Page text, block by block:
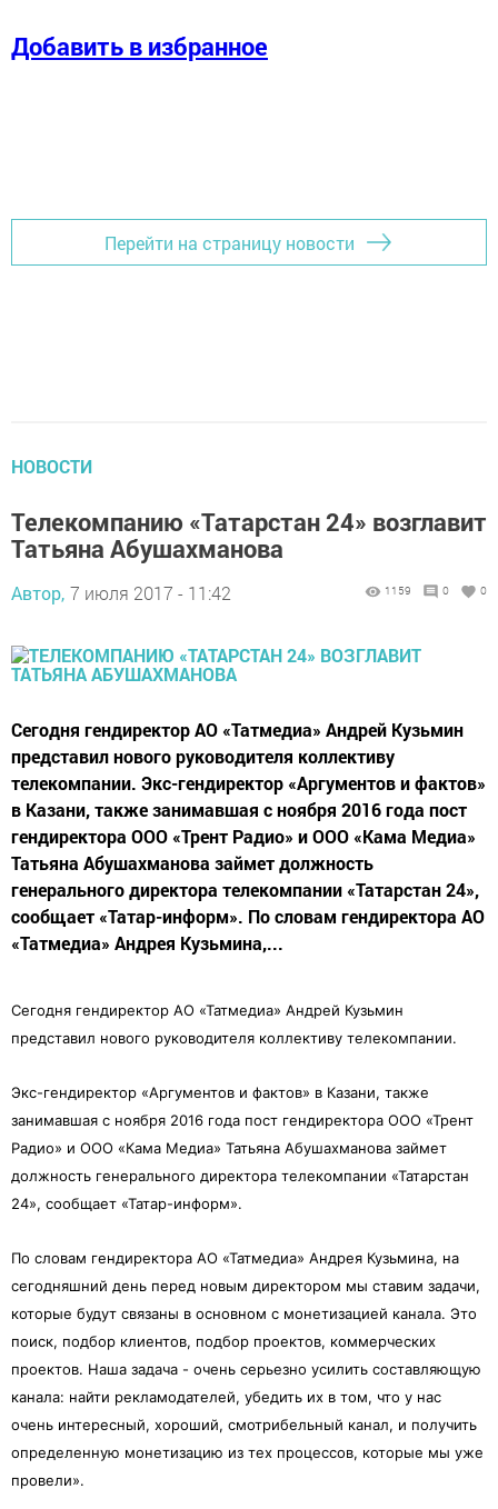
Добавить в избранное
Перейти на страницу новости
НОВОСТИ
Телекомпанию «Татарстан 24» возглавит
Татьяна Абушахманова
Автор, 7 июля 2017 - 11:42 1159 0 0
Сегодня гендиректор АО «Татмедиа» Андрей Кузьмин
представил нового руководителя коллективу
телекомпании. Экс-гендиректор «Аргументов и фактов»
в Казани, также занимавшая с ноября 2016 года пост
гендиректора ООО «Трент Радио» и ООО «Кама Медиа»
Татьяна Абушахманова займет должность
генерального директора телекомпании «Татарстан 24»,
сообщает «Татар-информ». По словам гендиректора АО
«Татмедиа» Андрея Кузьмина,...
Сегодня гендиректор АО «Татмедиа» Андрей Кузьмин
представил нового руководителя коллективу телекомпании.
Экс-гендиректор «Аргументов и фактов» в Казани, также
занимавшая с ноября 2016 года пост гендиректора ООО «Трент
Радио» и ООО «Кама Медиа» Татьяна Абушахманова займет
должность генерального директора телекомпании «Татарстан
24», сообщает «Татар-информ».
По словам гендиректора АО «Татмедиа» Андрея Кузьмина, на
сегодняшний день перед новым директором мы ставим задачи,
которые будут связаны в основном с монетизацией канала. Это
поиск, подбор клиентов, подбор проектов, коммерческих
проектов. Наша задача - очень серьезно усилить составляющую
канала: найти рекламодателей, убедить их в том, что у нас
очень интересный, хороший, смотрибельный канал, и получить
определенную монетизацию из тех процессов, которые мы уже
провели».